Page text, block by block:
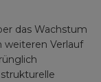
das Wachstum
weiteren Verlauf